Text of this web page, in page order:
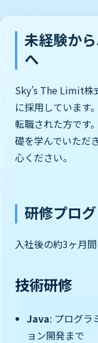
未経験か
へ
Sky’s The Limit株
に採用しています
転職された方です
礎を学んでいただ
心ください。
研修プロ
入社後の約3ヶ月
技術研修
Java: プログラ
ョン開発まで